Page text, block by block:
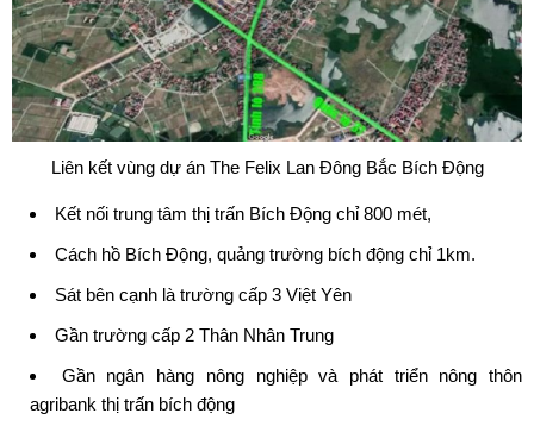
Liên kết vùng dự án The Felix Lan Đông Bắc Bích Động
Kết nối trung tâm thị trấn Bích Động chỉ 800 mét,
Cách hồ Bích Động, quảng trường bích động chỉ 1km.
Sát bên cạnh là trường cấp 3 Việt Yên
Gần trường cấp 2 Thân Nhân Trung
Gần ngân hàng nông nghiệp và phát triển nông thôn
agribank thị trấn bích động